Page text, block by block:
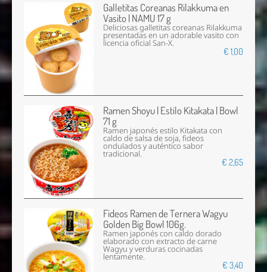
Galletitas Coreanas Rilakkuma en
Vasito | NAMU 17 g
Deliciosas galletitas coreanas Rilakkuma
presentadas en un adorable vasito con
licencia oficial San-X.
€ 1,00
Ramen Shoyu | Estilo Kitakata | Bowl
71 g
Ramen japonés estilo Kitakata con
caldo de salsa de soja, fideos
ondulados y auténtico sabor
tradicional.
€ 2,65
Fideos Ramen de Ternera Wagyu
Golden Big Bowl 106g.
Ramen japonés con caldo dorado
elaborado con extracto de carne
Wagyu y verduras cocinadas
lentamente.
€ 3,40